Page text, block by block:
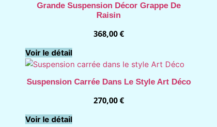
Grande Suspension Décor Grappe De
Raisin
368,00€
Voir le détail
Suspension Carrée Dans Le Style Art Déco
270,00€
Voir le détail